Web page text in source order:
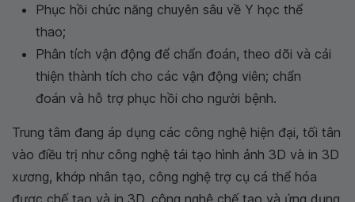
Phục hồi chức năng chuyên sâu về Y học thể
thao;
Phân tích vận động để chẩn đoán, theo dõi và cải
thiện thành tích cho các vận động viên; chẩn
đoán và hỗ trợ phục hồi cho người bệnh.
Trung tâm đang áp dụng các công nghệ hiện đại, tối tân
vào điều trị như công nghệ tái tạo hình ảnh 3D và in 3D
xương, khớp nhân tạo, công nghệ trợ cụ cá thể hóa
được chế tạo và in 3D, công nghệ chế tạo và ứng dụng